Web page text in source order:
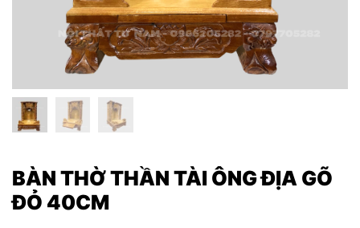
BÀN THỜ THẦN TÀI ÔNG ĐỊA GÕ
ĐỎ 40CM